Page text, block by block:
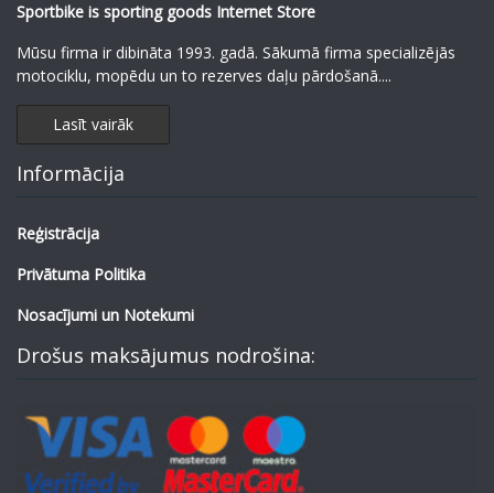
Sportbike is sporting goods Internet Store
Mūsu firma ir dibināta 1993. gadā. Sākumā firma specializējās
motociklu, mopēdu un to rezerves daļu pārdošanā....
Lasīt vairāk
Informācija
Reģistrācija
Privātuma Politika
Nosacījumi un Notekumi
Drošus maksājumus nodrošina: